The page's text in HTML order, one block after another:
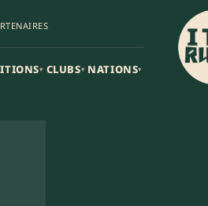
▾ CLUBS▾ NATIONS▾